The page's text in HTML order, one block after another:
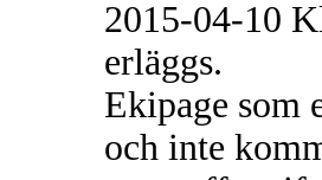
2015-04-10
erläggs.
Ekipage som
och inte